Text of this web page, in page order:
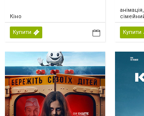
Кіно
Купити Купити